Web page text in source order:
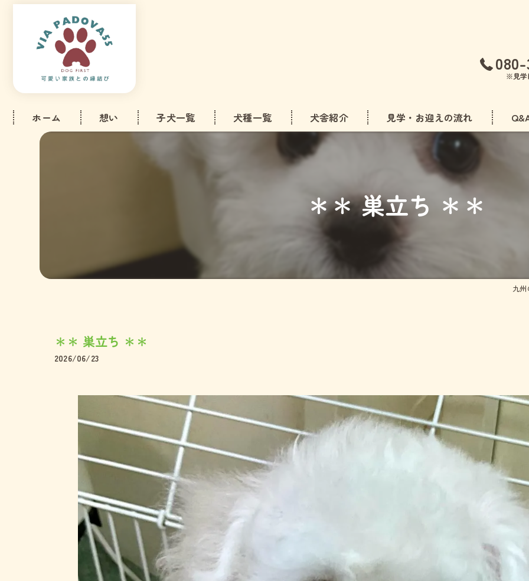
※見学
ホーム 想い 子犬一覧 犬種一覧
ビションフリーゼ
ミニチュアダックスフンド
犬舎紹介 見学・お迎えの流れ
＊＊ 巣立ち ＊＊
九州
＊＊ 巣立ち ＊＊
2026/06/23